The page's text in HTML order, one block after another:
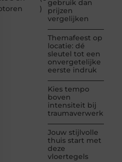
)
gebruik dan
prijzen
vergelijken
Themafeest op
locatie: dé
sleutel tot een
onvergetelijke
eerste indruk
Kies tempo
boven
intensiteit bij
traumaverwerking
Jouw stijlvolle
thuis start met
deze
vloertegels